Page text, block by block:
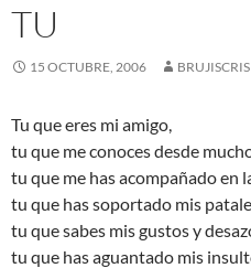
TU
15 OCTUBRE, 2006 BRUJISCRIS
Tu que eres mi amigo,
tu que me conoces desde
tu que me has acompañado en
tu que has soportado mis
tu que sabes mis gustos y
tu que has aguantado mis